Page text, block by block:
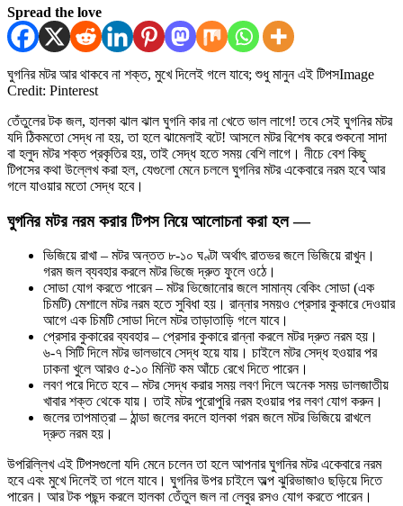
Spread the love
ঘুগনির মটর আর থাকবে না শক্ত, মুখে দিলেই গলে যাবে; শুধু মানুন এই টিপসImage
Credit: Pinterest
তেঁতুলের টক জল, হালকা ঝাল ঝাল ঘুগনি কার না খেতে ভাল লাগে! তবে সেই ঘুগনির মটর
যদি ঠিকমতো সেদ্ধ না হয়, তা হলে ঝামেলাই বটে! আসলে মটর বিশেষ করে শুকনো সাদা
বা হলুদ মটর শক্ত প্রকৃতির হয়, তাই সেদ্ধ হতে সময় বেশি লাগে। নীচে বেশ কিছু
টিপসের কথা উল্লেখ করা হল, যেগুলো মেনে চললে ঘুগনির মটর একেবারে নরম হবে আর
গলে যাওয়ার মতো সেদ্ধ হবে।
ঘুগনির মটর নরম করার টিপস নিয়ে আলোচনা করা হল —
ভিজিয়ে রাখা – মটর অন্তত ৮-১০ ঘণ্টা অর্থাৎ রাতভর জলে ভিজিয়ে রাখুন।
গরম জল ব্যবহার করলে মটর ভিজে দ্রুত ফুলে ওঠে।
সোডা যোগ করতে পারেন – মটর ভিজোনোর জলে সামান্য বেকিং সোডা (এক
চিমটি) মেশালে মটর নরম হতে সুবিধা হয়। রান্নার সময়ও প্রেসার কুকারে দেওয়ার
আগে এক চিমটি সোডা দিলে মটর তাড়াতাড়ি গলে যাবে।
প্রেসার কুকারের ব্যবহার – প্রেসার কুকারে রান্না করলে মটর দ্রুত নরম হয়।
৬-৭ সিটি দিলে মটর ভালভাবে সেদ্ধ হয়ে যায়। চাইলে মটর সেদ্ধ হওয়ার পর
ঢাকনা খুলে আরও ৫-১০ মিনিট কম আঁচে রেখে দিতে পারেন।
লবণ পরে দিতে হবে – মটর সেদ্ধ করার সময় লবণ দিলে অনেক সময় ডালজাতীয়
খাবার শক্ত থেকে যায়। তাই মটর পুরোপুরি নরম হওয়ার পর লবণ যোগ করুন।
জলের তাপমাত্রা – ঠান্ডা জলের বদলে হালকা গরম জলে মটর ভিজিয়ে রাখলে
দ্রুত নরম হয়।
উপরিল্লিখ এই টিপসগুলো যদি মেনে চলেন তা হলে আপনার ঘুগনির মটর একেবারে নরম
হবে এবং মুখে দিলেই তা গলে যাবে। ঘুগনির উপর চাইলে অল্প ঝুরিভাজাও ছড়িয়ে দিতে
পারেন। আর টক পছন্দ করলে হালকা তেঁতুল জল না লেবুর রসও যোগ করতে পারেন।